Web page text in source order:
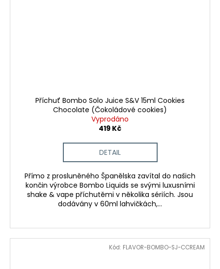
Příchuť Bombo Solo Juice S&V 15ml Cookies
Chocolate (Čokoládové cookies)
Vyprodáno
419 Kč
DETAIL
Přímo z prosluněného Španělska zavítal do našich
končin výrobce Bombo Liquids se svými luxusními
shake & vape příchutěmi v několika sériích. Jsou
dodávány v 60ml lahvičkách,...
Kód: FLAVOR-BOMBO-SJ-CCREAM